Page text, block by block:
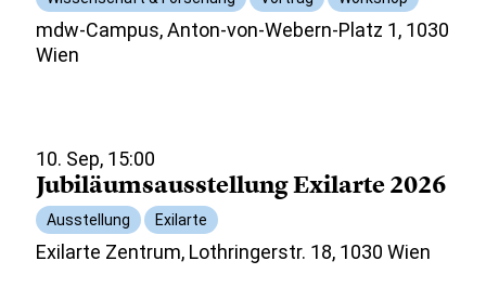
mdw-Campus, Anton-von-Webern-Platz 1, 1030
Wien
10. Sep, 15:00
Jubiläumsausstellung Exilarte 2026
Ausstellung Exilarte
Exilarte Zentrum, Lothringerstr. 18, 1030 Wien